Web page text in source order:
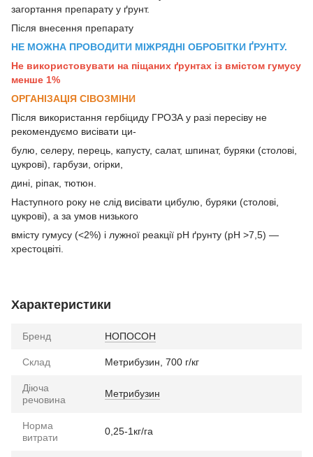
загортання препарату у ґрунт.
Після внесення препарату
НЕ МОЖНА ПРОВОДИТИ МІЖРЯДНІ ОБРОБІТКИ ҐРУНТУ.
Не використовувати на піщаних ґрунтах із вмістом гумусу
менше 1%
ОРГАНІЗАЦІЯ СІВОЗМІНИ
Після використання гербіциду ГРОЗА у разі пересіву не
рекомендуємо висівати ци-
булю, селеру, перець, капусту, салат, шпинат, буряки (столові,
цукрові), гарбузи, огірки,
дині, ріпак, тютюн.
Наступного року не слід висівати цибулю, буряки (столові,
цукрові), а за умов низького
вмісту гумусу (<2%) і лужної реакції рН ґрунту (рН >7,5) —
хрестоцвіті.
Характеристики
Бренд НОПОСОН
Склад Метрибузин, 700 г/кг
Діюча
речовина
Метрибузин
Норма
витрати
0,25-1кг/га